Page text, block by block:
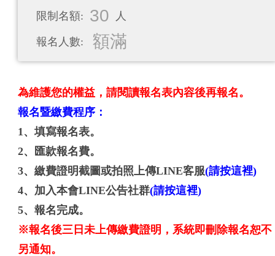
限制名額: 30 人
報名人數: 額滿
為維護您的權益，請閱讀報名表內容後再報名。
報名暨繳費程序：
1、填寫報名表。
2、匯款報名費。
3、繳費證明截圖或拍照上傳LINE客服(請按這裡)
4、加入本會LINE公告社群(請按這裡)
5、報名完成。
※報名後三日未上傳繳費證明，系統即刪除報名恕不
另通知。